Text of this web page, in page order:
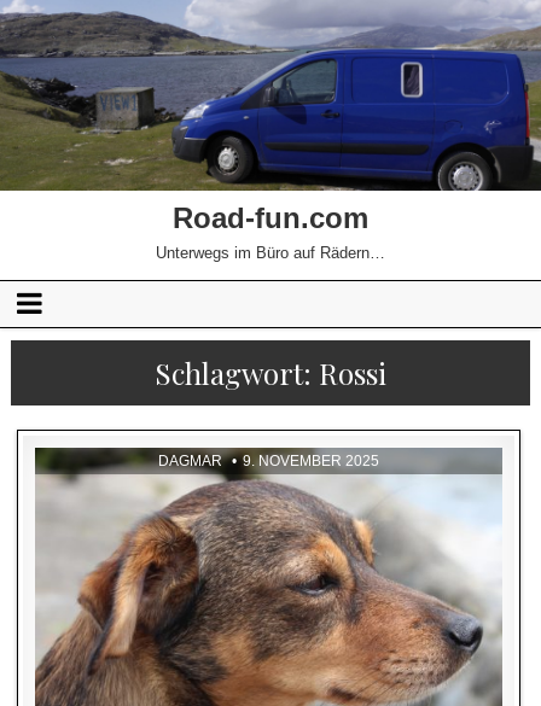
Road-fun.com
Unterwegs im Büro auf Rädern…
Schlagwort: Rossi
DAGMAR 9. NOVEMBER 2025